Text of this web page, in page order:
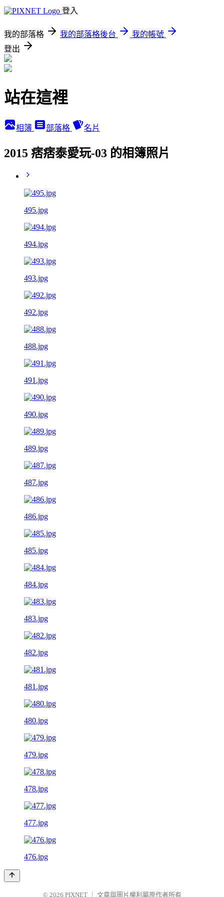
登入
我的部落格 我的部落格後台
我的帳號
登出
站在這裡
相簿 部落格 名片
2015 痞痞泰愛玩-03 的相簿照片
495.jpg
494.jpg
493.jpg
492.jpg
488.jpg
491.jpg
490.jpg
489.jpg
487.jpg
486.jpg
485.jpg
484.jpg
483.jpg
482.jpg
481.jpg
480.jpg
479.jpg
478.jpg
477.jpg
476.jpg
© 2026 PIXNET 文章與圖片權利屬原作者所有